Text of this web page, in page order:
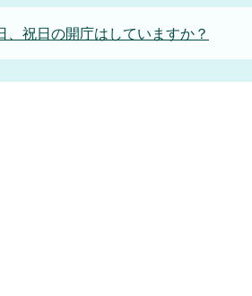
、祝日の開庁はしていますか？